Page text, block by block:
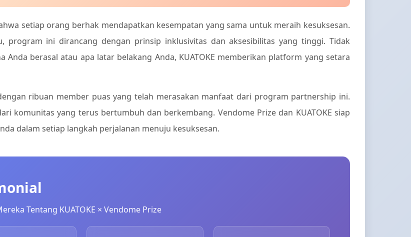
setiap orang berhak mendapatkan kesempatan yang sama untuk meraih kesuksesan.
program ini dirancang dengan prinsip inklusivitas dan aksesibilitas yang tinggi. Tidak
Anda berasal atau apa latar belakang Anda, KUATOKE memberikan platform yang setara
ribuan member puas yang telah merasakan manfaat dari program partnership ini.
komunitas yang terus bertumbuh dan berkembang. Vendome Prize dan KUATOKE siap
dalam setiap langkah perjalanan menuju kesuksesan.
Tentang KUATOKE × Vendome Prize